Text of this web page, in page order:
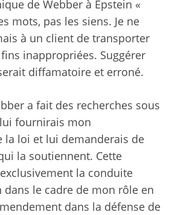
de Webber à Epstein «
mots, pas les siens. Je ne
à un client de transporter
inappropriées. Suggérer
diffamatoire et erroné.
a fait des recherches sous
fournirais mon
la loi et lui demanderais de
la soutiennent. Cette
la conduite
dans le cadre de mon rôle en
dans la défense de